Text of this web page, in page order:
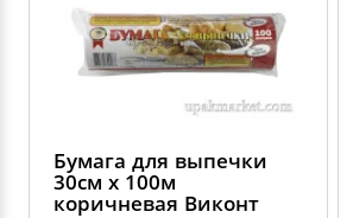
Бумага для выпечки
30см х 100м
коричневая Виконт